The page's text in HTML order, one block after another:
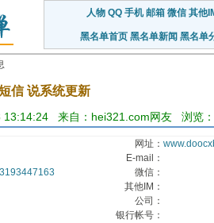
人物 QQ 手机 邮箱 微信 其他
黑名单首页 黑名单新闻 黑名单
信 说系统更新
13:14:24 来自：hei321.com网友 浏览
网址：
E-mail：
微信：
其他IM：
公司：
银行帐号：